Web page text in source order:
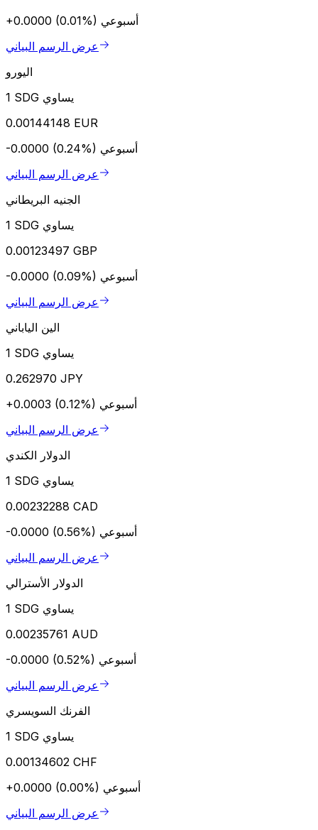
+0.0000 (0.01%) أسبوعي
عرض الرسم البياني
اليورو
1 SDG يساوي
0.00144148 EUR
-0.0000 (0.24%) أسبوعي
عرض الرسم البياني
الجنيه البريطاني
1 SDG يساوي
0.00123497 GBP
-0.0000 (0.09%) أسبوعي
عرض الرسم البياني
الين الياباني
1 SDG يساوي
0.262970 JPY
+0.0003 (0.12%) أسبوعي
عرض الرسم البياني
الدولار الكندي
1 SDG يساوي
0.00232288 CAD
-0.0000 (0.56%) أسبوعي
عرض الرسم البياني
الدولار الأسترالي
1 SDG يساوي
0.00235761 AUD
-0.0000 (0.52%) أسبوعي
عرض الرسم البياني
الفرنك السويسري
1 SDG يساوي
0.00134602 CHF
+0.0000 (0.00%) أسبوعي
عرض الرسم البياني